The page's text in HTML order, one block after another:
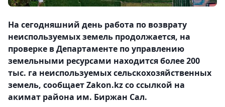
На сегодняшний день работа по возврату
неиспользуемых земель продолжается, на
проверке в Департаменте по управлению
земельными ресурсами находится более 200
тыс. га неиспользуемых сельскохозяйственных
земель, сообщает Zakon.kz со ссылкой на
акимат района им. Биржан Сал.